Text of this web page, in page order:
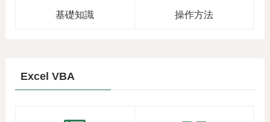
基礎知識 操作方法
Excel VBA